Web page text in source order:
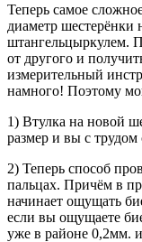
Теперь самое
диаметр шестерёнки
штангельцыркулем.
от другого и
измерительный
намного! Поэтому
1) Втулка на новой
размер и вы с трудом
2) Теперь способ
пальцах. Причём в
начинает ощущать
если вы ощущаете
уже в районе 0,2мм.